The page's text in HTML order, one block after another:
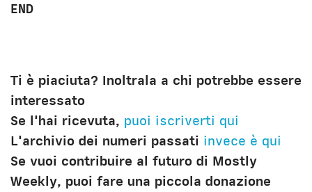
END
Ti è piaciuta? Inoltrala a chi potrebbe essere
interessato
Se l'hai ricevuta, puoi iscriverti qui
L'archivio dei numeri passati invece è qui
Se vuoi contribuire al futuro di Mostly
Weekly, puoi fare una piccola donazione